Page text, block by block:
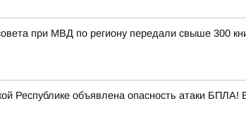
при МВД по региону передали свыше 300
Республике объявлена опасность атаки БПЛА!